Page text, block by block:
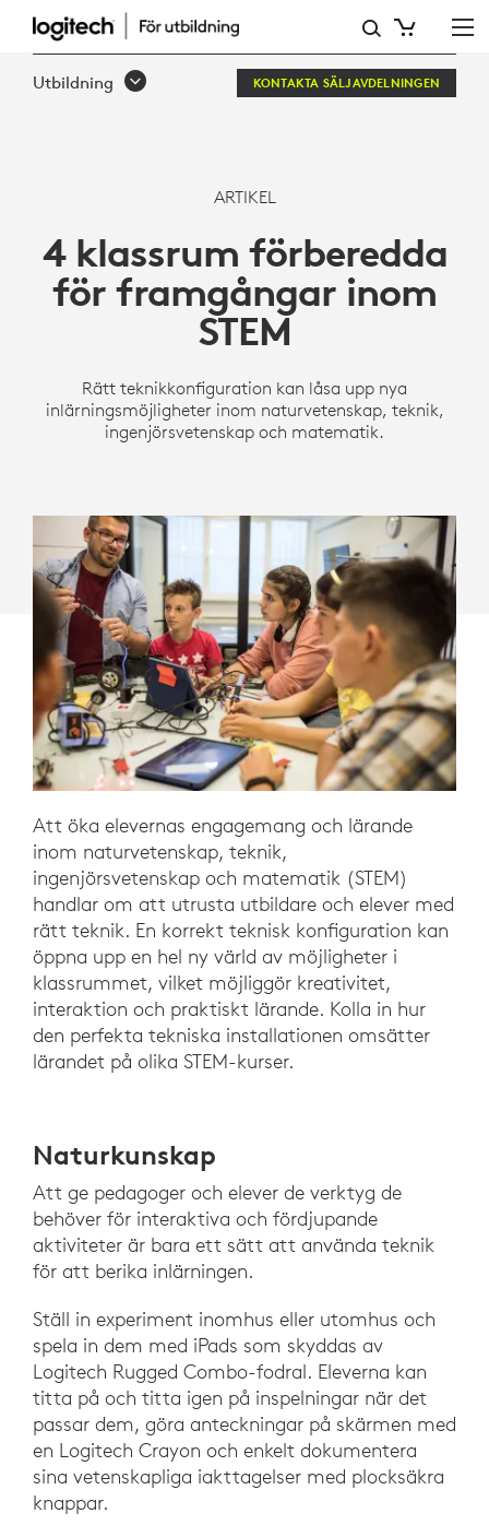
KLASSRUM
FRAMGÅNGAR
INOM
STEM
Utbildning KONTAKTA SÄLJAVDELNINGEN
ARTIKEL
4 klassrum förberedda
för framgångar inom
STEM
Rätt teknikkonfiguration kan låsa upp nya
inlärningsmöjligheter inom naturvetenskap, teknik,
ingenjörsvetenskap och matematik.
Att öka elevernas engagemang och lärande
inom naturvetenskap, teknik,
ingenjörsvetenskap och matematik (STEM)
handlar om att utrusta utbildare och elever med
rätt teknik. En korrekt teknisk konfiguration kan
öppna upp en hel ny värld av möjligheter i
klassrummet, vilket möjliggör kreativitet,
interaktion och praktiskt lärande. Kolla in hur
den perfekta tekniska installationen omsätter
lärandet på olika STEM-kurser.
Naturkunskap
Att ge pedagoger och elever de verktyg de
behöver för interaktiva och fördjupande
aktiviteter är bara ett sätt att använda teknik
för att berika inlärningen.
Ställ in experiment inomhus eller utomhus och
spela in dem med iPads som skyddas av
Logitech Rugged Combo-fodral. Eleverna kan
titta på och titta igen på inspelningar när det
passar dem, göra anteckningar på skärmen med
en Logitech Crayon och enkelt dokumentera
sina vetenskapliga iakttagelser med plocksäkra
knappar.